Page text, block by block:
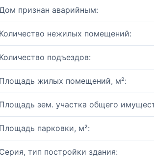
признан аварийным:
Количество нежилых помещений:
Количество подъездов:
Площадь жилых помещений, м²:
Площадь зем. участка общего
Площадь парковки, м²:
Серия, тип постройки здания: